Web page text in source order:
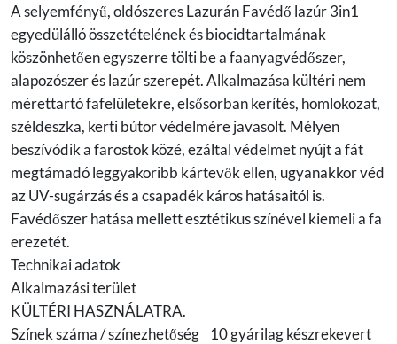
A selyemfényű, oldószeres Lazurán Favédő lazúr 3in1
egyedülálló összetételének és biocidtartalmának
köszönhetően egyszerre tölti be a faanyagvédőszer,
alapozószer és lazúr szerepét. Alkalmazása kültéri nem
mérettartó fafelületekre, elsősorban kerítés, homlokozat,
széldeszka, kerti bútor védelmére javasolt. Mélyen
beszívódik a farostok közé, ezáltal védelmet nyújt a fát
megtámadó leggyakoribb kártevők ellen, ugyanakkor véd
az UV-sugárzás és a csapadék káros hatásaitól is.
Favédőszer hatása mellett esztétikus színével kiemeli a fa
erezetét.
Technikai adatok
Alkalmazási terület
KÜLTÉRI HASZNÁLATRA.
Színek száma / színezhetőség 10 gyárilag készrekevert